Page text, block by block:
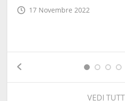
17 Novembre 2022
VEDI